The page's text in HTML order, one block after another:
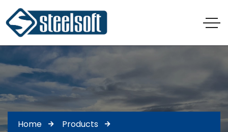
Home
Products